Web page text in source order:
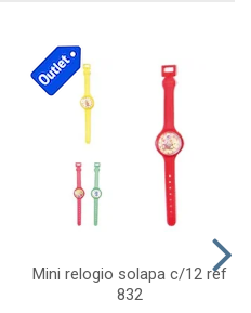
Mini relogio solapa c/12 ref
832